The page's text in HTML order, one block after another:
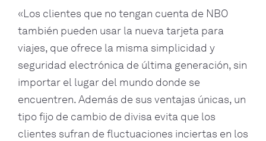
«Los clientes que no tengan cuenta de NBO
también pueden usar la nueva tarjeta para
viajes, que ofrece la misma simplicidad y
seguridad electrónica de última generación, sin
importar el lugar del mundo donde se
encuentren. Además de sus ventajas únicas, un
tipo fijo de cambio de divisa evita que los
clientes sufran de fluctuaciones inciertas en los